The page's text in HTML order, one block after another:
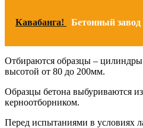
Кавабанга! Бетонный
Отбираются образцы –
высотой от 80 до 200мм.
Образцы бетона выбуриваются
керноотборником.
Перед испытаниями в условиях